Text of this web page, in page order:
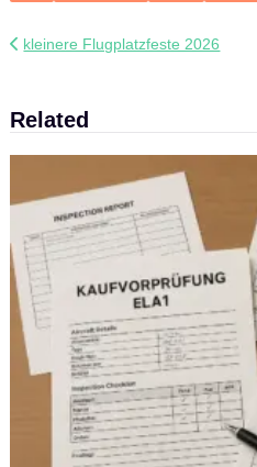
Beitragsnavigation
kleinere Flugplatzfeste 2026
Related